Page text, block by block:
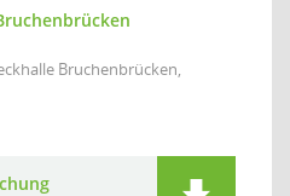
Bruchenbrücken,